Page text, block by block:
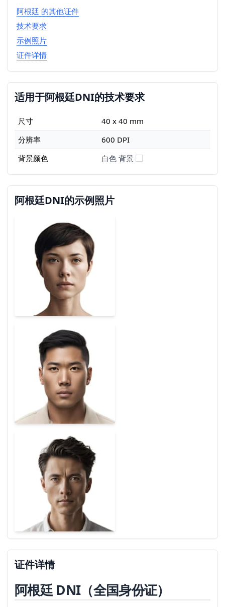
阿根廷 的其他证件
技术要求
示例照片
证件详情
适用于阿根廷DNI的技术要求
尺寸
40 x 40 mm
分辨率
600 DPI
背景颜色
白色 背景
阿根廷DNI的示例照片
证件详情
阿根廷 DNI（全国身份证）